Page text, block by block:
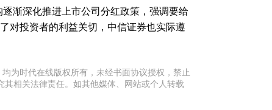
渐深化推进上市公司分红政策，强调要给
对投资者的利益关切，中信证券也实际遵
为时代在线版权所有，未经书面协议授权，禁止
相关法律责任。如其他媒体、网站或个人转载